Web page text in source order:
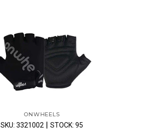
ONWHEELS
SKU: 3321002 | STOCK: 95